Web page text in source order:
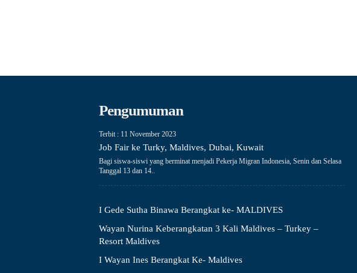
Pengumuman
Terbit : 11 November 2023
Job Fair ke Turky, Maldives, Dubai, Kuwait
Bagi siswa-siswi yang berminat menjadi Pekerja Migran Indonesia, Senin dan Selasa
Tanggal 13 dan 14..
I Gede Sutha Binawa Berangkat ke- MALDIVES
Wayan Nurina Keberangkatan 3 Kali Maldives – Turkey –
Resort Maldives
I Wayan Ines Berangkat Ke- Maldives